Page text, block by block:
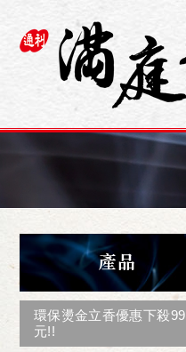
產品
環保燙金立香優惠下殺99
元!!